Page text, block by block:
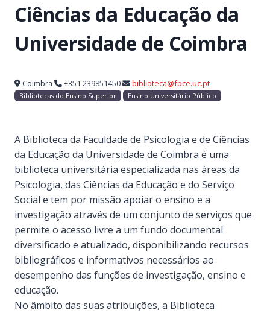
Ciências da Educação da
Universidade de Coimbra
Coimbra +351 239851450 biblioteca@fpce.uc.pt
Bibliotecas do Ensino Superior Ensino Universitário Público
A Biblioteca da Faculdade de Psicologia e de Ciências
da Educação da Universidade de Coimbra é uma
biblioteca universitária especializada nas áreas da
Psicologia, das Ciências da Educação e do Serviço
Social e tem por missão apoiar o ensino e a
investigação através de um conjunto de serviços que
permite o acesso livre a um fundo documental
diversificado e atualizado, disponibilizando recursos
bibliográficos e informativos necessários ao
desempenho das funções de investigação, ensino e
educação.
No âmbito das suas atribuições, a Biblioteca